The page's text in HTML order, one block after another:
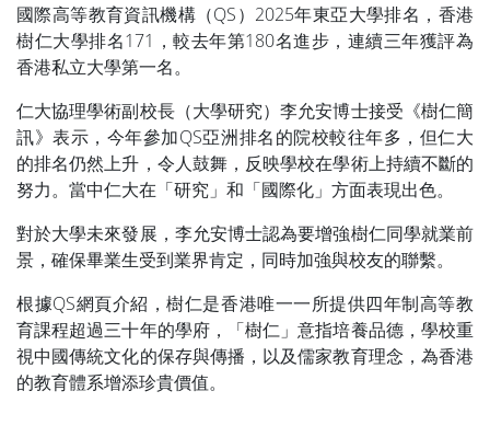
國際高等教育資訊機構（QS）2025年東亞大學排名，香港
樹仁大學排名171，較去年第180名進步，連續三年獲評為
香港私立大學第一名。
仁大協理學術副校長（大學研究）李允安博士接受《樹仁簡
訊》表示，今年參加QS亞洲排名的院校較往年多，但仁大
的排名仍然上升，令人鼓舞，反映學校在學術上持續不斷的
努力。當中仁大在「研究」和「國際化」方面表現出色。
對於大學未來發展，李允安博士認為要增強樹仁同學就業前
景，確保畢業生受到業界肯定，同時加強與校友的聯繫。
根據QS網頁介紹，樹仁是香港唯一一所提供四年制高等教
育課程超過三十年的學府，「樹仁」意指培養品德，學校重
視中國傳統文化的保存與傳播，以及儒家教育理念，為香港
的教育體系增添珍貴價值。